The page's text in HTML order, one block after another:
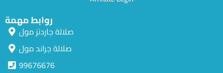
روابط مهمة
صلالة جاردنز مول
صلالة جراند مول
99676676